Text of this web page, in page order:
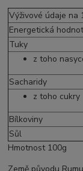
Výživové údaje na
Energetická
Tuky
z toho
Sacharidy
z toho cukry
Bílkoviny
Sůl
Hmotnost 100g